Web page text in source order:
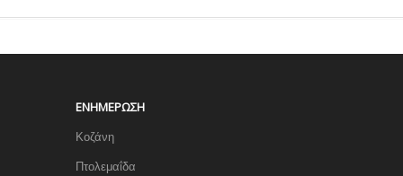
ΕΝΗΜΈΡΩΣΗ
Κοζάνη
Πτολεμαΐδα